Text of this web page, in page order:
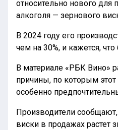
относительно нового для
алкоголя — зернового
В 2024 году его
чем на 30%, и кажется,
В материале «РБК Вино»
причины, по которым этот
особенно
Производители
виски в продажах растет